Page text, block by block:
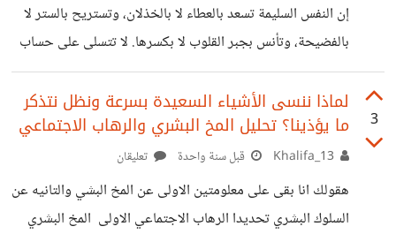
مضطرب للبقاء على قيد الحياة. الفصام والاكتئاب يغيّران الإدراك،
اللغة، والسلوك. الشخص المصاب ليس مسكونًا ولا شريرًا، بل
متألم،
إن النفس السليمة تسعد بالعطاء لا بالخذلان، وتستريح بالستر لا
بالفضيحة، وتأنس بجبر القلوب لا بكسرها. لا تتسلى على حساب
قلوب الناس وعثراتهم؛ فلا تفسد وُدّ متحابين، ولا تفرح بذلّ
عزيز، ولا تشمت بضعف قوي، ولا تجعل من قصة إنسان صالح
انتكس مادة للضحك أو الحكاية. تلك ليست شيم الكرام، بل أقرب
للحسد والسادية وحب الذات. وقد قال الإمام الشافعي: "لسانك لا
تذكر به عورة امرئٍ… فكلك عورات وللناس ألسنُ". فإياك أن
تتسلى بفضح مستور، أو نشر قبيح، أو العبث
3
لماذا ننسى الأشياء السعيدة بسرعة ونظل نتذكر
ما يؤذينا؟ تحليل المخ البشري والرهاب الاجتماعي
قبل سنة واحدة تعليقان
هقولك انا بقى على معلومتين الاولى عن المخ البشي والتانيه عن
السلوك البشري تحديدا الرهاب الاجتماعي الاولى المخ البشري